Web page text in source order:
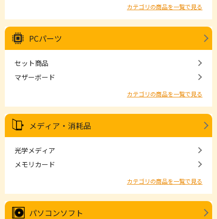
カテゴリの商品を一覧で見る
PCパーツ
セット商品
マザーボード
カテゴリの商品を一覧で見る
メディア・消耗品
光学メディア
メモリカード
カテゴリの商品を一覧で見る
パソコンソフト